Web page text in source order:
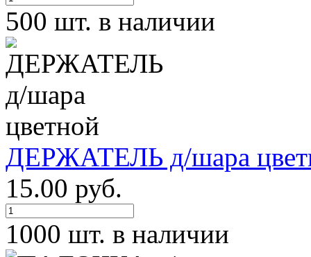
500 шт. в наличии
ДЕРЖАТЕЛЬ д/шара
15.00 руб.
1000 шт. в наличии